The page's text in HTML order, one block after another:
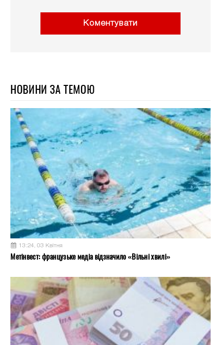
Коментувати
НОВИНИ ЗА ТЕМОЮ
13:24, 03 Квітня
Метінвест: французьке медіа відзначило «Вільні хвилі»